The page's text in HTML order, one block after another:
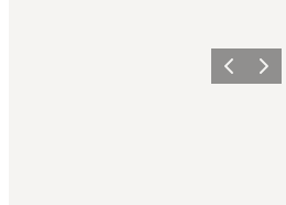
ZurückWeiter